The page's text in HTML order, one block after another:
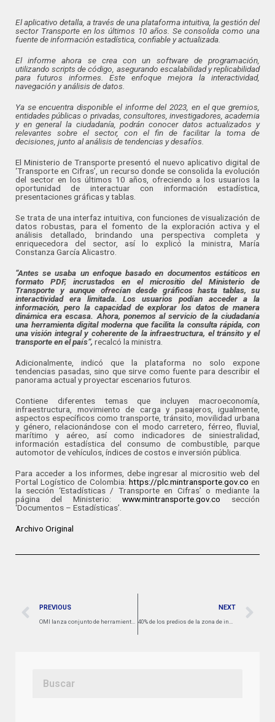
El aplicativo detalla, a través de una plataforma intuitiva, la gestión del
sector Transporte en los últimos 10 años. Se consolida como una
fuente de información estadística, confiable y actualizada.
El informe ahora se crea con un software de programación,
utilizando scripts de código, asegurando escalabilidad y replicabilidad
para futuros informes. Este enfoque mejora la interactividad,
navegación y análisis de datos.
Ya se encuentra disponible el informe del 2023, en el que gremios,
entidades públicas o privadas, consultores, investigadores, academia
y en general la ciudadanía, podrán conocer datos actualizados y
relevantes sobre el sector, con el fin de facilitar la toma de
decisiones, junto al análisis de tendencias y desafíos.
El Ministerio de Transporte presentó el nuevo aplicativo digital de
‘Transporte en Cifras’, un recurso donde se consolida la evolución
del sector en los últimos 10 años, ofreciendo a los usuarios la
oportunidad de interactuar con información estadística,
presentaciones gráficas y tablas.
Se trata de una interfaz intuitiva, con funciones de visualización de
datos robustas, para el fomento de la exploración activa y el
análisis detallado, brindando una perspectiva completa y
enriquecedora del sector, así lo explicó la ministra, María
Constanza García Alicastro.
“Antes se usaba un enfoque basado en documentos estáticos en
formato PDF, incrustados en el micrositio del Ministerio de
Transporte y aunque ofrecían desde gráficos hasta tablas, su
interactividad era limitada. Los usuarios podían acceder a la
información, pero la capacidad de explorar los datos de manera
dinámica era escasa. Ahora, ponemos al servicio de la ciudadanía
una herramienta digital moderna que facilita la consulta rápida, con
una visión integral y coherente de la infraestructura, el tránsito y el
transporte en el país”, recalcó la ministra.
Adicionalmente, indicó que la plataforma no solo expone
tendencias pasadas, sino que sirve como fuente para describir el
panorama actual y proyectar escenarios futuros.
Contiene diferentes temas que incluyen macroeconomía,
infraestructura, movimiento de carga y pasajeros, igualmente,
aspectos específicos como transporte, tránsito, movilidad urbana
y género, relacionándose con el modo carretero, férreo, fluvial,
marítimo y aéreo, así como indicadores de siniestralidad,
información estadística del consumo de combustible, parque
automotor de vehículos, índices de costos e inversión pública.
Para acceder a los informes, debe ingresar al micrositio web del
Portal Logístico de Colombia: https://plc.mintransporte.gov.co en
la sección ‘Estadísticas / Transporte en Cifras’ o mediante la
página del Ministerio: www.mintransporte.gov.co sección
‘Documentos – Estadísticas’.
Archivo Original
PREVIOUS NEXT